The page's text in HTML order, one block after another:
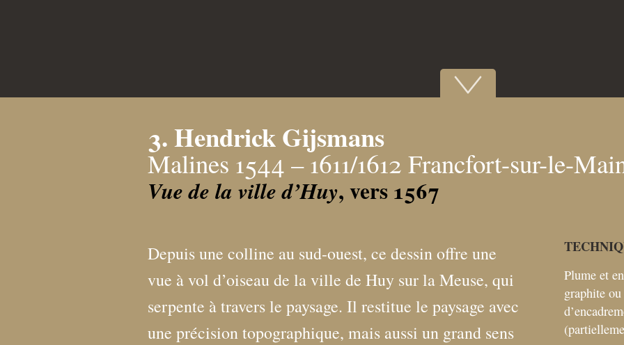
3. Hendrick Gijsmans
Malines 1544 – 1611/1612 Francfort-sur-le-
Vue de la ville d’Huy, vers 1567
Depuis une colline au sud-ouest, ce dessin offre une
vue à vol d’oiseau de la ville de Huy sur la Meuse, qui
serpente à travers le paysage. Il restitue le paysage avec
une précision topographique, mais aussi un grand sens
Plume et
graphite